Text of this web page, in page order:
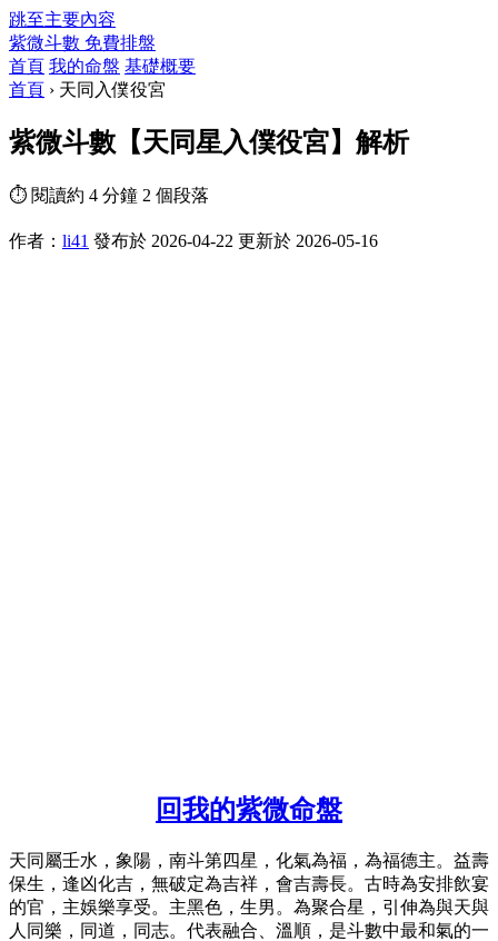
跳至主要內容
紫微斗數 免費排盤
首頁 我的命盤 基礎概要
首頁 › 天同入僕役宮
紫微斗數【天同星入僕役宮】解析
⏱ 閱讀約 4 分鐘 2 個段落
作者： li41 發布於 2026-04-22 更新於 2026-05-16
回我的紫微命盤
天同屬壬水，象陽，南斗第四星，化氣為福，為福德主。益壽
保生，逢凶化吉，無破定為吉祥，會吉壽長。古時為安排飲宴
的官，主娛樂享受。主黑色，生男。為聚合星，引伸為與天與
人同樂，同道，同志。代表融合、溫順，是斗數中最和氣的一